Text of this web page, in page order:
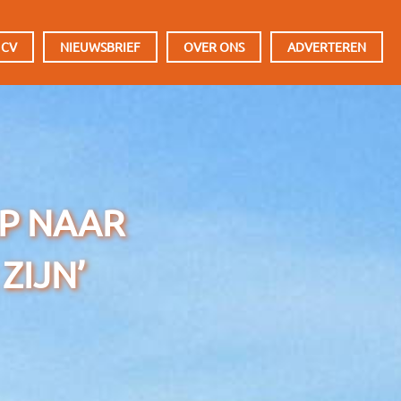
NIEUWSBRIEF OVER ONS ADVERTEREN
NAAR